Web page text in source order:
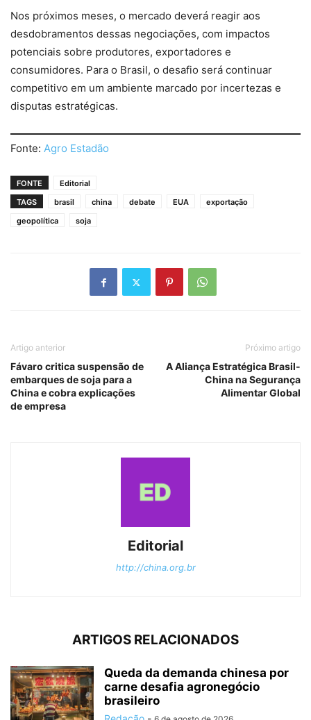
Nos próximos meses, o mercado deverá reagir aos
desdobramentos dessas negociações, com impactos
potenciais sobre produtores, exportadores e
consumidores. Para o Brasil, o desafio será continuar
competitivo em um ambiente marcado por incertezas e
disputas estratégicas.
Fonte: Agro Estadão
FONTE
Editorial
TAGS
brasil china debate EUA
exportação
geopolítica
soja
Artigo anterior
Fávaro critica suspensão de
embarques de soja para a
China e cobra explicações
de empresa
Próximo artigo
A Aliança Estratégica Brasil-
China na Segurança
Alimentar Global
Editorial
http://china.org.br
ARTIGOS RELACIONADOS
Queda da demanda chinesa por
carne desafia agronegócio
brasileiro